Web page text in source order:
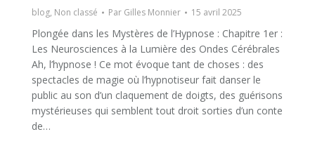
blog, Non classé Par Gilles Monnier 15 avril 2025
Plongée dans les Mystères de l’Hypnose : Chapitre 1er :
Les Neurosciences à la Lumière des Ondes Cérébrales
Ah, l’hypnose ! Ce mot évoque tant de choses : des
spectacles de magie où l’hypnotiseur fait danser le
public au son d’un claquement de doigts, des guérisons
mystérieuses qui semblent tout droit sorties d’un conte
de…